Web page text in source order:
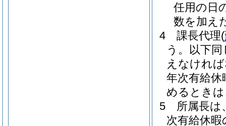
任用の日
数を加え
4
課長代理(
う。以下同
えなけれ
年次有給
めるとき
5
所属長は
次有給休